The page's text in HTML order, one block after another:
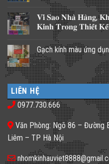
Không
bình
luận
ở
pháp
lấy
ánh
sáng
cho
nhà
phố
thiếu
sáng
tối
𝐕𝐢̀ 𝐒𝐚𝐨 𝐍𝐡𝐚̀ 𝐇𝐚̀𝐧𝐠,
𝐊𝐢́𝐧𝐡 𝐓𝐫𝐨𝐧𝐠 𝐓𝐡𝐢𝐞̂́𝐭
bình
luận
ở
𝐕𝐢̀
𝐒𝐚𝐨
𝐍𝐡𝐚̀
𝐇𝐚̀𝐧𝐠,
𝐊𝐡𝐚́𝐜𝐡
𝐒𝐚̣𝐧
𝐍𝐞̂𝐧
𝐂𝐡𝐨̣𝐧
𝐆𝐚̣𝐜𝐡
𝐊𝐢́𝐧𝐡
𝐓𝐫𝐨𝐧𝐠
𝐓𝐡𝐢𝐞̂́𝐭
𝐊𝐞̂́?
Gạch kính màu ứng
Không
có
bình
luận
ở
Gạch
kính
màu
đa
dạng
cho
không
gian
sống
LIÊN HỆ
0977.730.666
Văn Phòng: Ngõ 86 – Đường
Liêm – TP Hà Nội